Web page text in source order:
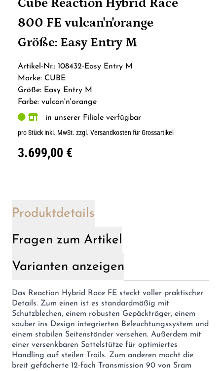
Cube Reaction Hybrid Race
800 FE vulcan'n'orange
Größe: Easy Entry M
Artikel-Nr.: 108432-Easy Entry M
Marke: CUBE
Größe: Easy Entry M
Farbe: vulcan'n'orange
in unserer Filiale verfügbar
pro Stück inkl. MwSt. zzgl. Versandkosten für Grossartikel
3.699,00 €
Produktdetails
Fragen zum Artikel
Varianten anzeigen
Das Reaction Hybrid Race FE steckt voller praktischer
Details. Zum einen ist es standardmäßig mit
Schutzblechen, einem robusten Gepäckträger, einem
sauber ins Design integrierten Beleuchtungssystem und
einem stabilen Seitenständer versehen. Außerdem mit
einer versenkbaren Sattelstütze für optimiertes
Handling auf steilen Trails. Zum anderen macht die
breit gefächerte 12-fach Transmission 90 von Sram